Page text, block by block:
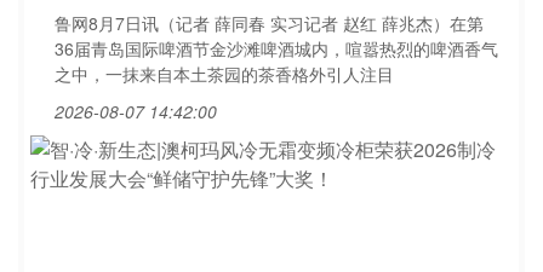
鲁网8月7日讯（记者 薛同春 实习记者 赵红 薛兆杰）在第
36届青岛国际啤酒节金沙滩啤酒城内，喧嚣热烈的啤酒香气
之中，一抹来自本土茶园的茶香格外引人注目
2026-08-07 14:42:00